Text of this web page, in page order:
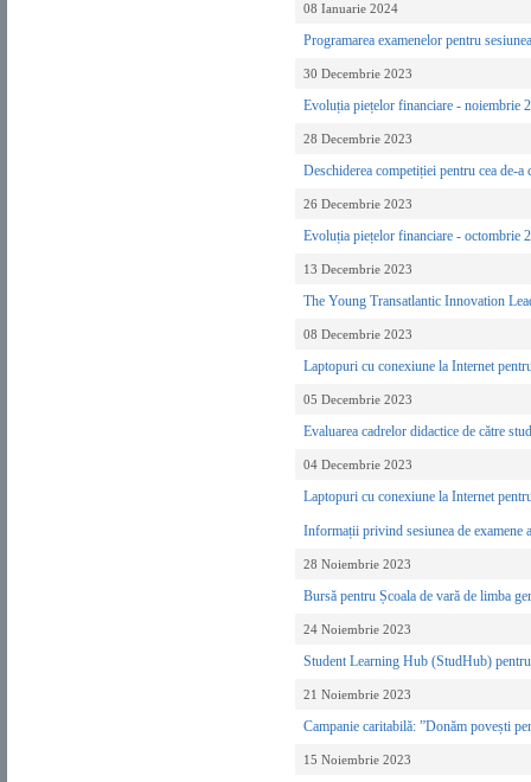
08 Ianuarie 2024
Programarea examenelor pentru
30 Decembrie 2023
Evoluția piețelor financiare - noiembrie
28 Decembrie 2023
Deschiderea competiției pentru cea de-
26 Decembrie 2023
Evoluția piețelor financiare - octombrie
13 Decembrie 2023
The Young Transatlantic Innovation
08 Decembrie 2023
Laptopuri cu conexiune la Internet
05 Decembrie 2023
Evaluarea cadrelor didactice de către
04 Decembrie 2023
Laptopuri cu conexiune la Internet
Informații privind sesiunea de
28 Noiembrie 2023
Bursă pentru Școala de vară de limba
24 Noiembrie 2023
Student Learning Hub (StudHub)
21 Noiembrie 2023
Campanie caritabilă: ”Donăm povești
15 Noiembrie 2023